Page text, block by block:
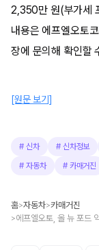
2,350만 원(부가세
내용은 에프엘오토
장에 문의해 확인할
[원문 보기]
# 신차 # 신차정보
# 자동차 # 카매거진
홈>자동차>카매거진
>